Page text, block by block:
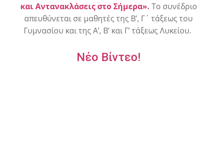
και Αντανακλάσεις στο Σήμερα». Το συνέδριο
απευθύνεται σε μαθητές της Β’, Γ΄ τάξεως του
Γυμνασίου και της Α’, Β’ και Γ’ τάξεως Λυκείου.
Νέο Βίντεο!